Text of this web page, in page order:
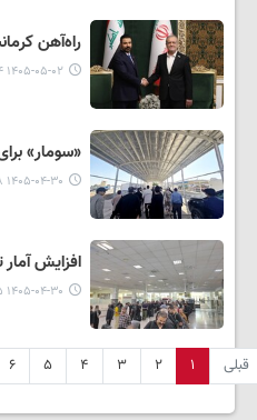
راه‌آهن
۱۴۰۵-۰۵-۰۲ ۰۰:۲۴
«سومار»
۱۴۰۵-۰۴-۳۰ ۲۲:۰۸
افزایش
۱۴۰۵-۰۴-۳۰ ۲۰:۵۵
قبلی ۱ ۲ ۳ ۴ ۵ ۶